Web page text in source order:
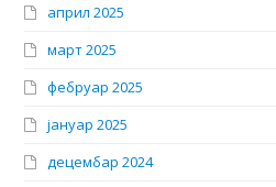
април 2025
март 2025
фебруар 2025
јануар 2025
децембар 2024